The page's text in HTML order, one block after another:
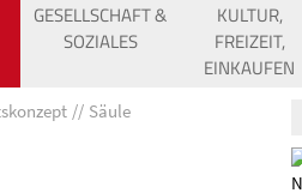
GESELLSCHAFT &
SOZIALES
KULTUR,
FREIZEIT,
EINKAUFEN
Säule